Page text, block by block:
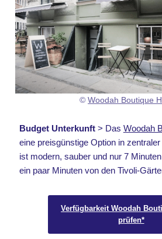
© Woodah Boutique
Budget Unterkunft > Das Woodah
eine preisgünstige Option in
ist modern, sauber und nur 7
ein paar Minuten von den Tivoli-
Verfügbarkeit Woodah
prüfen*